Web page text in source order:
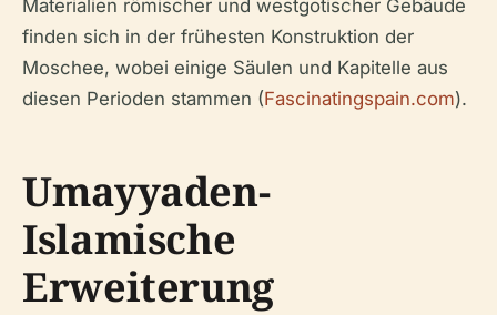
Materialien römischer und westgotischer Gebäude
finden sich in der frühesten Konstruktion der
Moschee, wobei einige Säulen und Kapitelle aus
diesen Perioden stammen (Fascinatingspain.com).
Umayyaden-
Islamische
Erweiterung